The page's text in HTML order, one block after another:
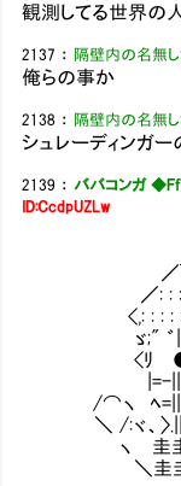
観測してる世界の
2137 ： 隔壁内の名無し
俺らの事か
2138 ： 隔壁内の名無し
シュレーディンガ
2139 ： ババコンガ
ID:CcdpUZLw
,
／￣￣
／: : : : : : : : :
<,: : : : :/: : :
ゞ;" ゛||｀ヾｿ'"
<ﾘ ● ●
|=-|| ､_,､_, ||=
/⌒ヽ ﾍ=|| ゝ
＼ /:ヾ、〉.||
ヽ 圭圭
＼圭圭 |